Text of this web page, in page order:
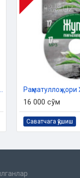
16 000 сўм
Саватчага қўшиш